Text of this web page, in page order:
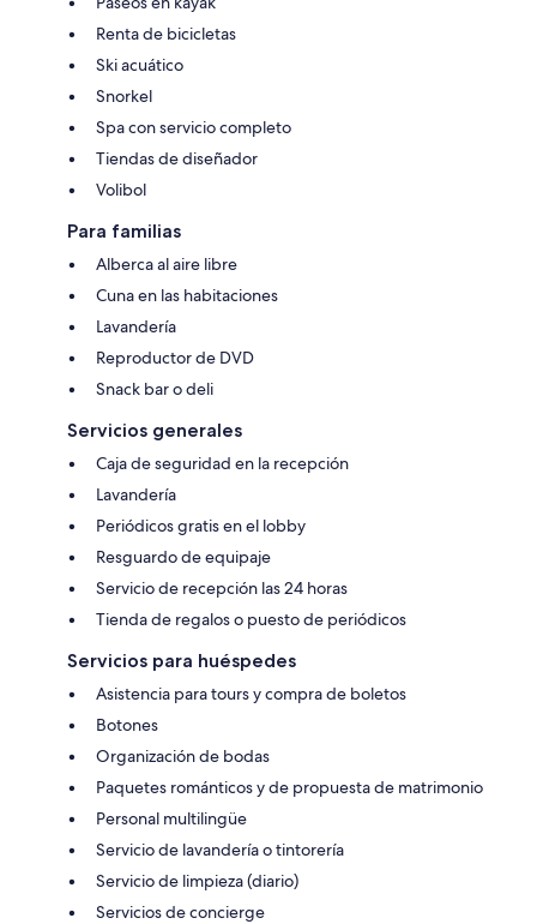
Renta de bicicletas
Ski acuático
Snorkel
Spa con servicio completo
Tiendas de diseñador
Volibol
Para familias
Alberca al aire libre
Cuna en las habitaciones
Lavandería
Reproductor de DVD
Snack bar o deli
Servicios generales
Caja de seguridad en la recepción
Lavandería
Periódicos gratis en el lobby
Resguardo de equipaje
Servicio de recepción las 24 horas
Tienda de regalos o puesto de periódicos
Servicios para huéspedes
Asistencia para tours y compra de boletos
Botones
Organización de bodas
Paquetes románticos y de propuesta de matrimonio
Personal multilingüe
Servicio de lavandería o tintorería
Servicio de limpieza (diario)
Servicios de concierge